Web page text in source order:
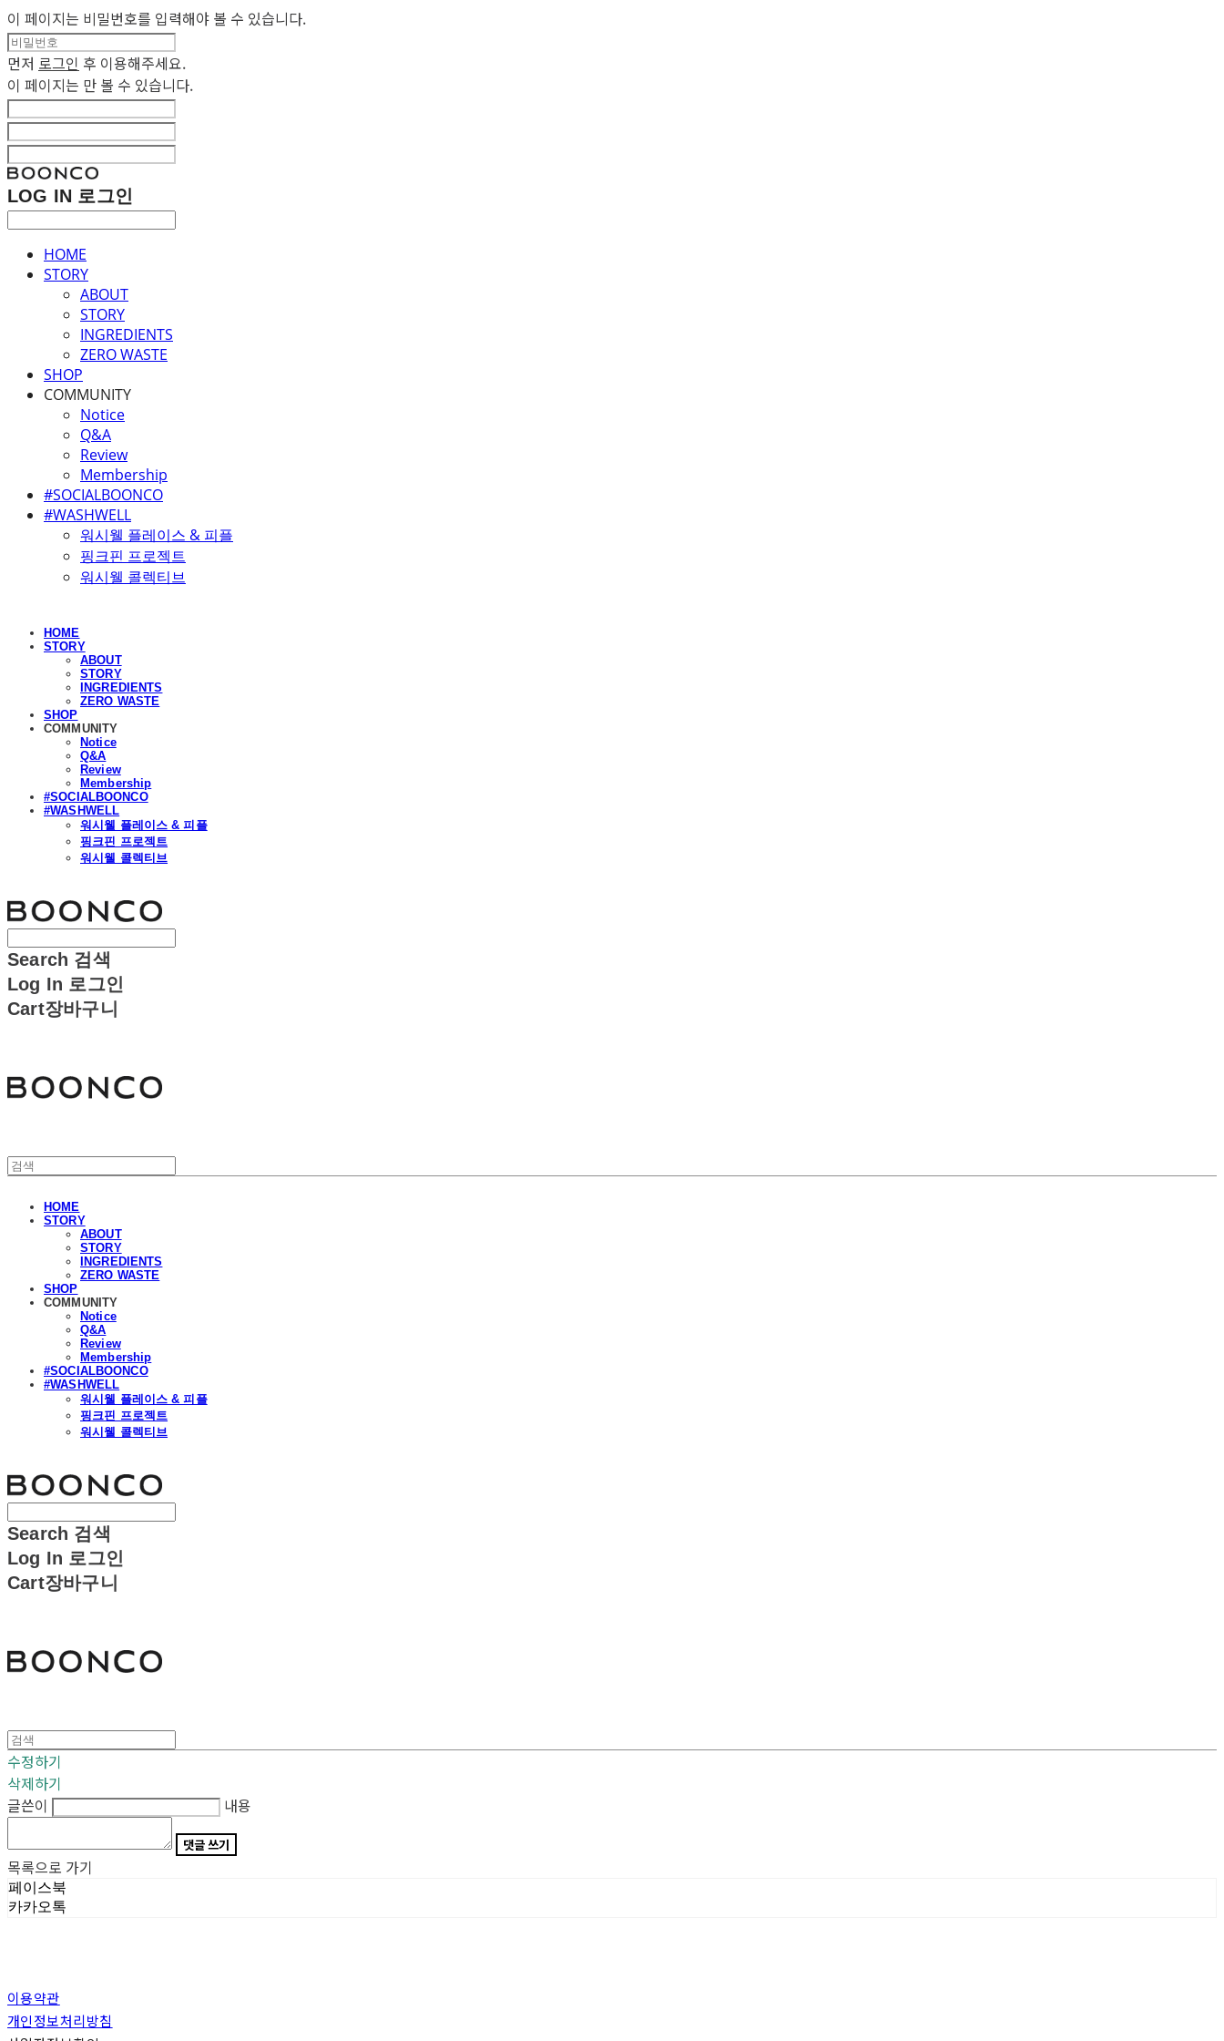
이 페이지는 비밀번호를 입력해야 볼 수 있습니다.
먼저 로그인 후 이용해주세요.
이 페이지는 만 볼 수 있습니다.
LOG IN 로그인
HOME
STORY
ABOUT
STORY
INGREDIENTS
ZERO WASTE
SHOP
COMMUNITY
Notice
Q&A
Review
Membership
#SOCIALBOONCO
#WASHWELL
워시웰 플레이스 & 피플
핑크핀 프로젝트
워시웰 콜렉티브
HOME
STORY
ABOUT
STORY
INGREDIENTS
ZERO WASTE
SHOP
COMMUNITY
Notice
Q&A
Review
Membership
#SOCIALBOONCO
#WASHWELL
워시웰 플레이스 & 피플
핑크핀 프로젝트
워시웰 콜렉티브
Search 검색
Log In 로그인
Cart장바구니
HOME
STORY
ABOUT
STORY
INGREDIENTS
ZERO WASTE
SHOP
COMMUNITY
Notice
Q&A
Review
Membership
#SOCIALBOONCO
#WASHWELL
워시웰 플레이스 & 피플
핑크핀 프로젝트
워시웰 콜렉티브
Search 검색
Log In 로그인
Cart장바구니
수정하기
삭제하기
글쓴이
내용
댓글 쓰기
목록으로 가기
페이스북
카카오톡
이용약관
개인정보처리방침